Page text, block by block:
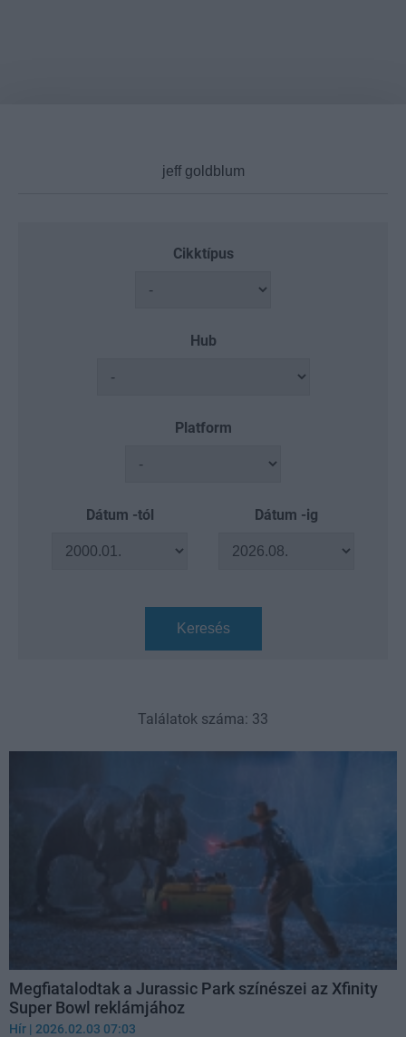
Cikktípus
Hub
Platform
Dátum -tól Dátum -ig
Keresés
Találatok száma: 33
Megfiatalodtak a Jurassic Park színészei az Xfinity
Super Bowl reklámjához
Hír | 2026.02.03 07:03